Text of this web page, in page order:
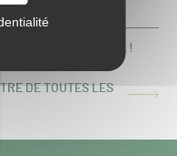
DE TONTE SONT LÀ !
DE TOUTES LES